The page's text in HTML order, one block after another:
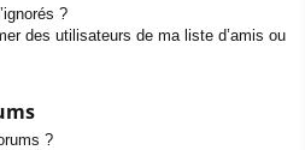
?
des utilisateurs de ma liste d’amis ou
?